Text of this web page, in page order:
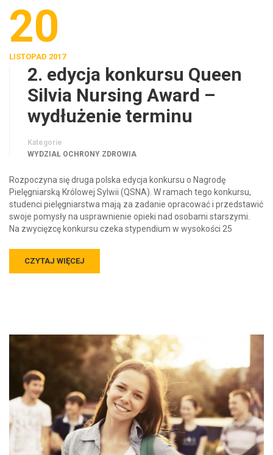
20
LISTOPAD 2017
2. edycja konkursu Queen
Silvia Nursing Award –
wydłużenie terminu
Kategorie
WYDZIAŁ OCHRONY ZDROWIA
Rozpoczyna się druga polska edycja konkursu o Nagrodę
Pielęgniarską Królowej Sylwii (QSNA). W ramach tego konkursu,
studenci pielęgniarstwa mają za zadanie opracować i przedstawić
swoje pomysły na usprawnienie opieki nad osobami starszymi.
Na zwycięzcę konkursu czeka stypendium w wysokości 25
CZYTAJ WIĘCEJ